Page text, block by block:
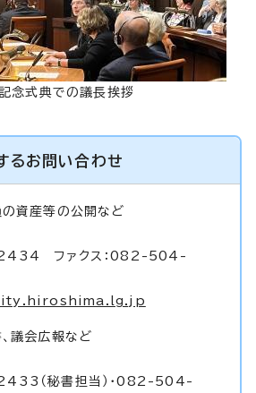
念式典での議長挨拶
るお問い合わせ
の資産等の公開など
ファクス：082-504-
議会広報など
（秘書担当）・082-504-